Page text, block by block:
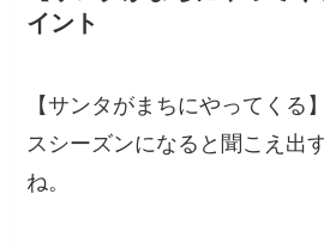
イント
【サンタがまちにやってくる
スシーズンになると聞こえ出
ね。